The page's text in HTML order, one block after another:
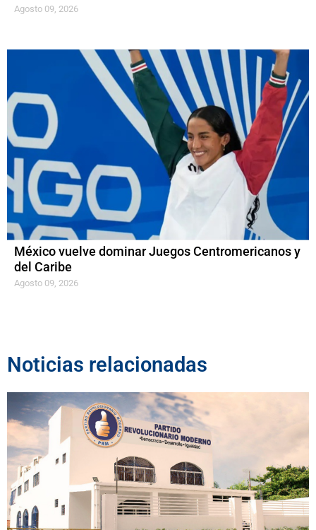
Agosto 09, 2026
México vuelve dominar Juegos Centromericanos y
del Caribe
Agosto 09, 2026
Noticias relacionadas